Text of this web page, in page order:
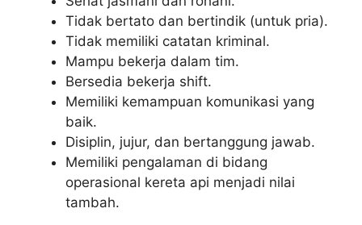
Tidak bertato dan bertindik (untuk pria).
Tidak memiliki catatan kriminal.
Mampu bekerja dalam tim.
Bersedia bekerja shift.
Memiliki kemampuan komunikasi yang
baik.
Disiplin, jujur, dan bertanggung jawab.
Memiliki pengalaman di bidang
operasional kereta api menjadi nilai
tambah.